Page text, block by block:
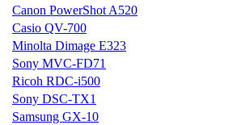
Canon PowerShot A520
Casio QV-700
Minolta Dimage E323
Sony MVC-FD71
Ricoh RDC-i500
Sony DSC-TX1
Samsung GX-10